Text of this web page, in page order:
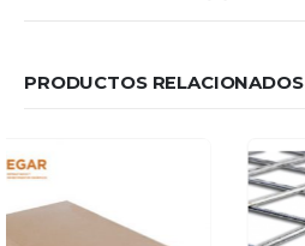
PRODUCTOS RELACIONADOS